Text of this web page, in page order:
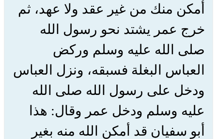
أمكن منك من غير عقد ولا عهد، ثم
خرج عمر يشتد نحو رسول الله
صلى الله عليه وسلم وركض
العباس البغلة فسبقه، ونزل العباس
ودخل على رسول الله صلى الله
عليه وسلم ودخل عمر وقال: هذا
أبو سفيان قد أمكن الله منه بغير